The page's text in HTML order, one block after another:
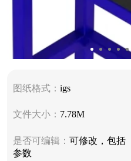
图纸格式： igs
文件大小： 7.78M
是否可编辑： 可修改，包括
参数